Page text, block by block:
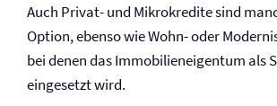
Auch Privat- und Mikrokredite sind
Option, ebenso wie Wohn- oder
bei denen das Immobilieneigentum als
eingesetzt wird.